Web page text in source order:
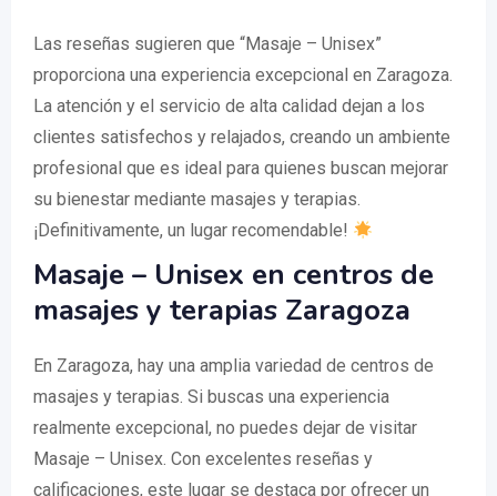
Las reseñas sugieren que “Masaje – Unisex”
proporciona una experiencia excepcional en Zaragoza.
La atención y el servicio de alta calidad dejan a los
clientes satisfechos y relajados, creando un ambiente
profesional que es ideal para quienes buscan mejorar
su bienestar mediante masajes y terapias.
¡Definitivamente, un lugar recomendable!
Masaje – Unisex en centros de
masajes y terapias Zaragoza
En Zaragoza, hay una amplia variedad de centros de
masajes y terapias. Si buscas una experiencia
realmente excepcional, no puedes dejar de visitar
Masaje – Unisex. Con excelentes reseñas y
calificaciones, este lugar se destaca por ofrecer un